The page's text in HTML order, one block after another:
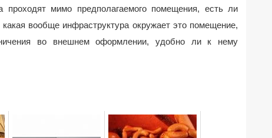
проходят мимо предполагаемого помещения, есть ли
какая вообще инфраструктура окружает это помещение,
во внешнем оформлении, удобно ли к нему